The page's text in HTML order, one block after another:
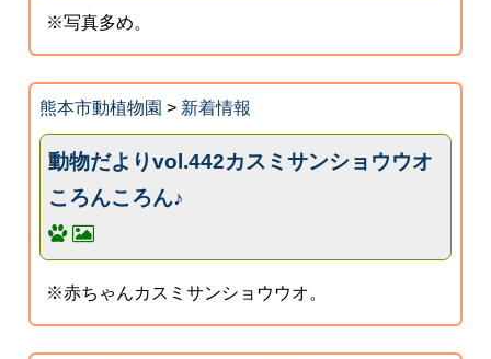
※写真多め。
熊本市動植物園 > 新着情報
動物だよりvol.442カスミサンショウウオ
ころんころん♪
※赤ちゃんカスミサンショウウオ。